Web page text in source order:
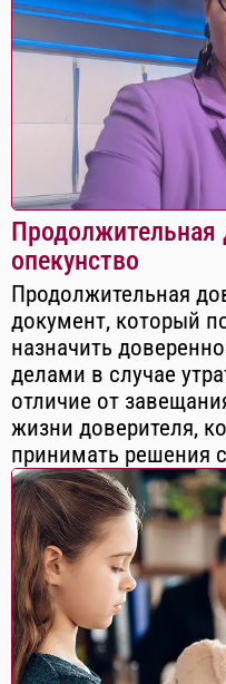
Продолжительная
опекунство
Продолжительная
документ, который
назначить
делами в случае
отличие от
жизни доверителя,
принимать решения